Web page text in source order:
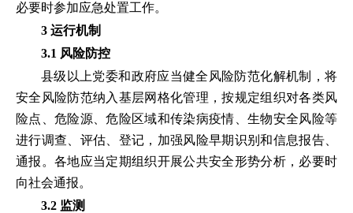
必要时参加应急处置工作。
3 运行机制
3.1 风险防控
县级以上党委和政府应当健全风险防范化解机制，将
安全风险防范纳入基层网格化管理，按规定组织对各类风
险点、危险源、危险区域和传染病疫情、生物安全风险等
进行调查、评估、登记，加强风险早期识别和信息报告、
通报。各地应当定期组织开展公共安全形势分析，必要时
向社会通报。
3.2 监测